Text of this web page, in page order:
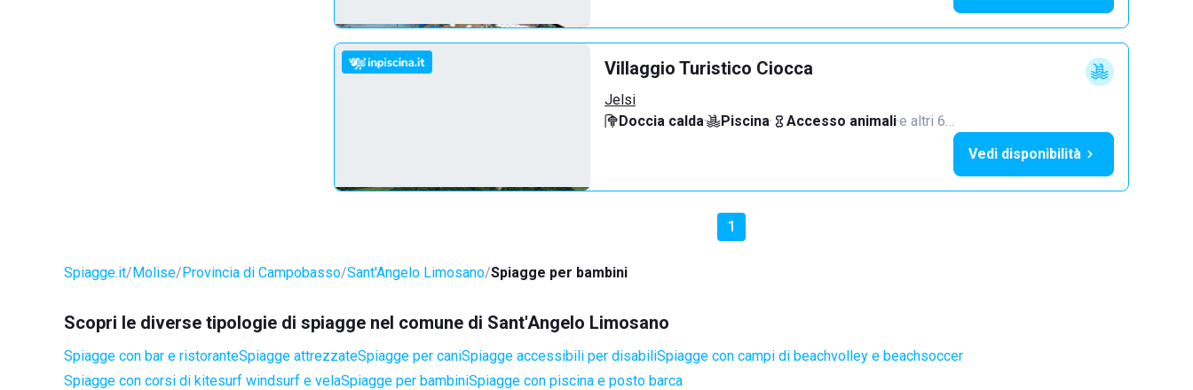
Villaggio Turistico Ciocca
Jelsi
Doccia calda· Piscina· Accesso animali·e altri 6…
Vedi disponibilità
1
Spiagge.it Molise Provincia di Campobasso Sant'Angelo Limosano Spiagge per bambini
Scopri le diverse tipologie di spiagge nel comune di Sant'Angelo Limosano
Spiagge con bar e ristoranteSpiagge attrezzateSpiagge per caniSpiagge accessibili per disabiliSpiagge con campi di beachvolley e beachsoccer
Spiagge con corsi di kitesurf windsurf e velaSpiagge per bambiniSpiagge con piscina e posto barca